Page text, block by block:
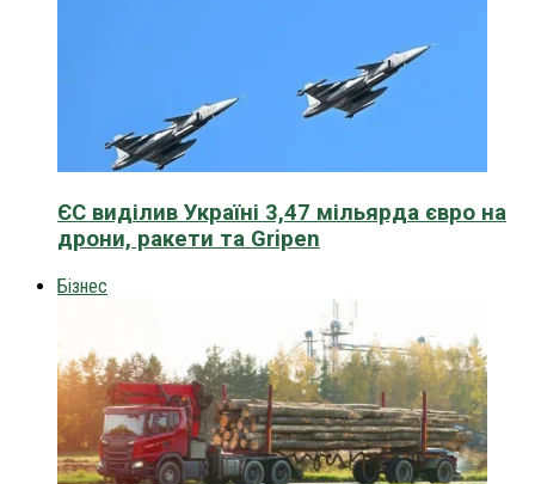
ЄС виділив Україні 3,47 мільярда євро на
дрони, ракети та Gripen
Бізнес